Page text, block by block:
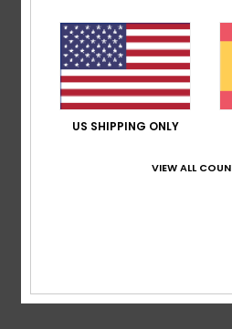
5 /5
5. julio 2026
Contenido del coche
US SHIPPING ONLY
VIEW ALL